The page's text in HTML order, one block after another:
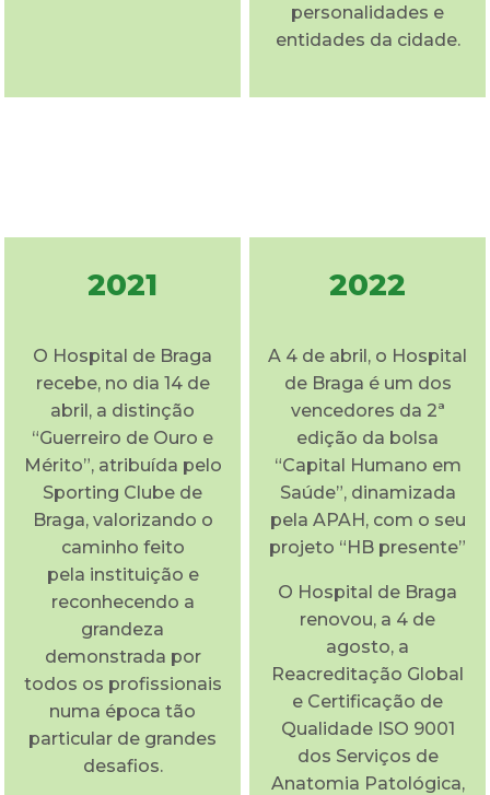
personalidades e
entidades da cidade.
2021
O Hospital de Braga
recebe, no dia 14 de
abril, a distinção
“Guerreiro de Ouro e
Mérito”, atribuída pelo
Sporting Clube de
Braga, valorizando o
caminho feito
pela instituição e
reconhecendo a
grandeza
demonstrada por
todos os profissionais
numa época tão
particular de grandes
desafios.
2022
A 4 de abril, o Hospital
de Braga é um dos
vencedores da 2ª
edição da bolsa
“Capital Humano em
Saúde”, dinamizada
pela APAH, com o seu
projeto “HB presente”
O Hospital de Braga
renovou, a 4 de
agosto, a
Reacreditação Global
e Certificação de
Qualidade ISO 9001
dos Serviços de
Anatomia Patológica,